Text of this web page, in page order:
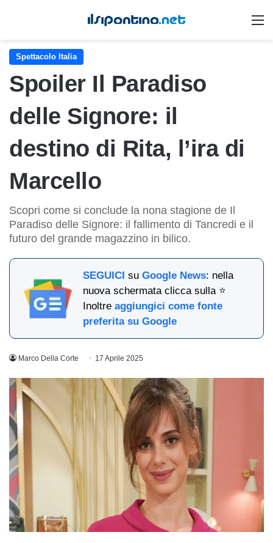
Spettacolo Italia
Spoiler Il Paradiso
delle Signore: il
destino di Rita, l’ira di
Marcello
Scopri come si conclude la nona stagione de Il
Paradiso delle Signore: il fallimento di Tancredi e il
futuro del grande magazzino in bilico.
SEGUICI suGoogle News: nella
nuova schermata clicca sulla ⭐
Inoltreaggiungici come fonte
preferita su Google
Marco Della Corte 17 Aprile 2025